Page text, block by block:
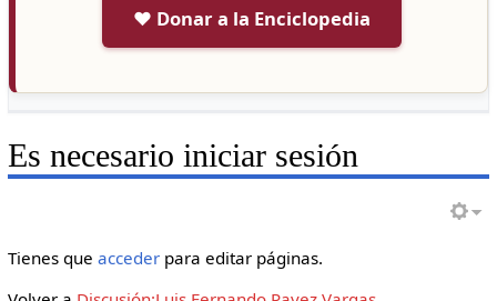
❤️ Donar a la Enciclopedia
Es necesario iniciar sesión
Tienes que accederpara editar páginas.